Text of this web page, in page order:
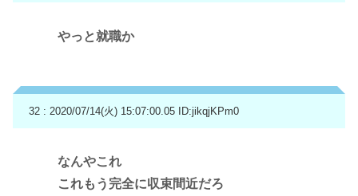
やっと就職か
32 : 2020/07/14(火) 15:07:00.05 ID:jikqjKPm0
なんやこれ
これもう完全に収束間近だろ